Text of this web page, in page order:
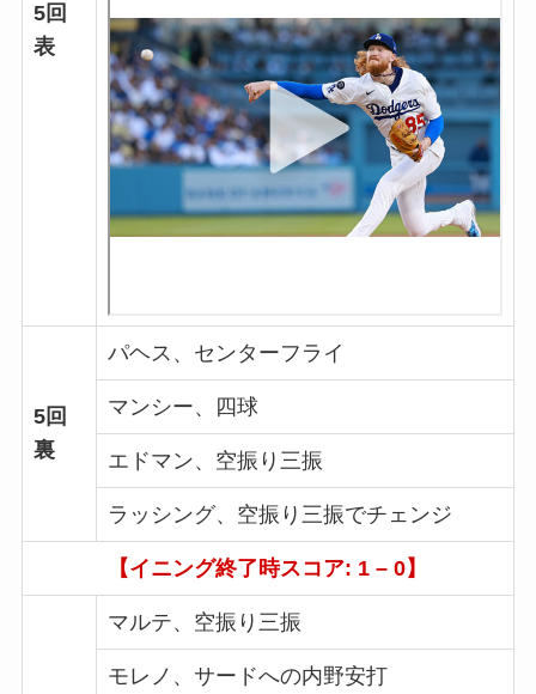
5回
表
5回
裏
パヘス、センターフライ
マンシー、四球
エドマン、空振り三振
ラッシング、空振り三振でチェンジ
【イニング終了時スコア: 1 – 0】
マルテ、空振り三振
モレノ、サードへの内野安打